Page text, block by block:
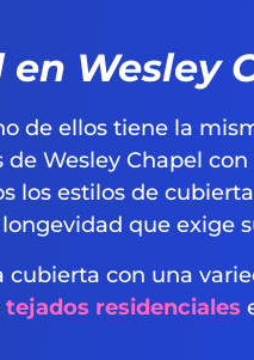
Wesley
de ellos tiene la
Wesley Chapel con
los estilos de
que exige
cubierta con una
tejados residenciales